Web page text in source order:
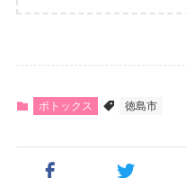
ボトックス 徳島市